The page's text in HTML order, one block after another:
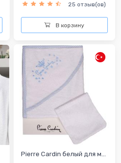
25 отзыв(ов)
В корзину
Pierre Cardin белый для м...